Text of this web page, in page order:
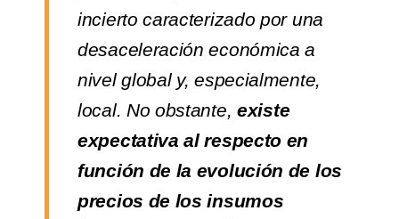
incierto caracterizado por una
desaceleración económica a
nivel global y, especialmente,
local. No obstante, existe
expectativa al respecto en
función de la evolución de los
precios de los insumos